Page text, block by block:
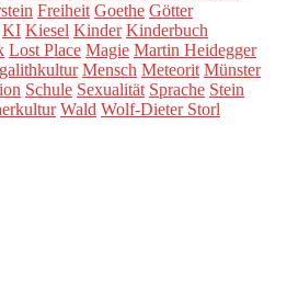
Freiheit Goethe Götter
KI Kiesel Kinder Kinderbuch
Lost Place Magie Martin Heidegger
Mensch Meteorit Münster
Schule Sexualität Sprache Stein
Wald Wolf-Dieter Storl